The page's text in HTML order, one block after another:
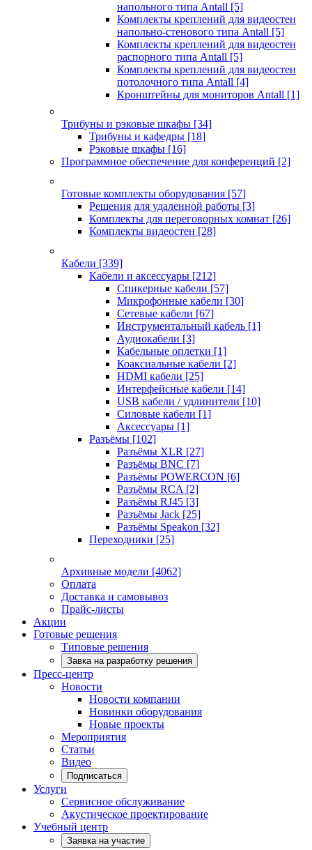
напольного типа Antall [5]
Комплекты креплений для видеостен
напольно-стенового типа Antall [5]
Комплекты креплений для видеостен
распорного типа Antall [5]
Комплекты креплений для видеостен
потолочного типа Antall [4]
Кронштейны для мониторов Antall [1]
Трибуны и рэковые шкафы [34]
Трибуны и кафедры [18]
Рэковые шкафы [16]
Программное обеспечение для конференций [2]
Готовые комплекты оборудования [57]
Решения для удаленной работы [3]
Комплекты для переговорных комнат [26]
Комплекты видеостен [28]
Кабели [339]
Кабели и аксессуары [212]
Спикерные кабели [57]
Микрофонные кабели [30]
Сетевые кабели [67]
Инструментальный кабель [1]
Аудиокабели [3]
Кабельные оплетки [1]
Коаксиальные кабели [2]
HDMI кабели [25]
Интерфейсные кабели [14]
USB кабели / удлинители [10]
Силовые кабели [1]
Аксессуары [1]
Разъёмы [102]
Разъёмы XLR [27]
Разъёмы BNC [7]
Разъёмы POWERCON [6]
Разъёмы RCA [2]
Разъёмы RJ45 [3]
Разъёмы Jack [25]
Разъёмы Speakon [32]
Переходники [25]
Архивные модели [4062]
Оплата
Доставка и самовывоз
Прайс-листы
Акции
Готовые решения
Типовые решения
Завка на разработку решения
Пресс-центр
Новости
Новости компании
Новинки оборудования
Новые проекты
Мероприятия
Статьи
Видео
Подписаться
Услуги
Сервисное обслуживание
Акустическое проектирование
Учебный центр
Заявка на участие